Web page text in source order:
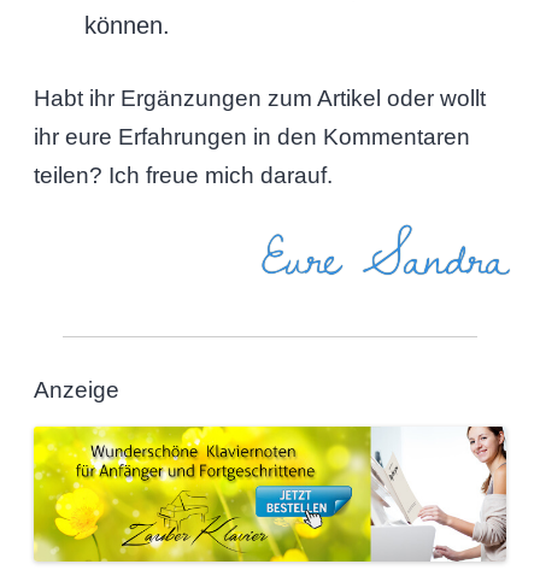
können.
Habt ihr Ergänzungen zum Artikel oder wollt
ihr eure Erfahrungen in den Kommentaren
teilen? Ich freue mich darauf.
Eure Sandra
Anzeige